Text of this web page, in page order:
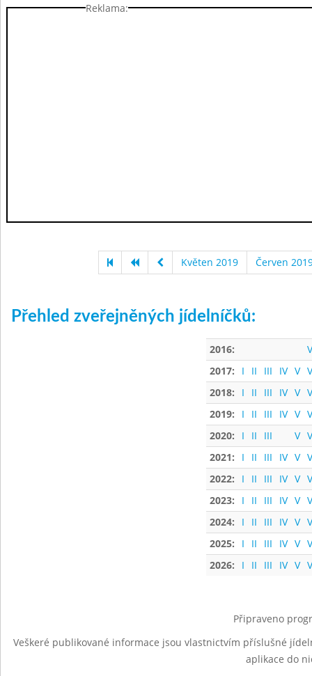
Reklama:
Květen 2019 Červen
Přehled zveřejněných jídelníčků:
2016:
2017:
I II III IV V
2018:
I II III IV V
2019:
I II III IV V
2020:
I II III V
2021:
I II III IV V
2022:
I II III IV V
2023:
I II III IV V
2024:
I II III IV V
2025:
I II III IV V
2026:
I II III IV V
Připraveno
Veškeré publikované informace jsou vlastnictvím příslušné
aplikace do